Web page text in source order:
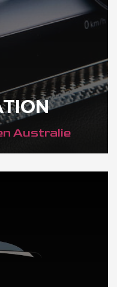
Australie
AUTO en Australie